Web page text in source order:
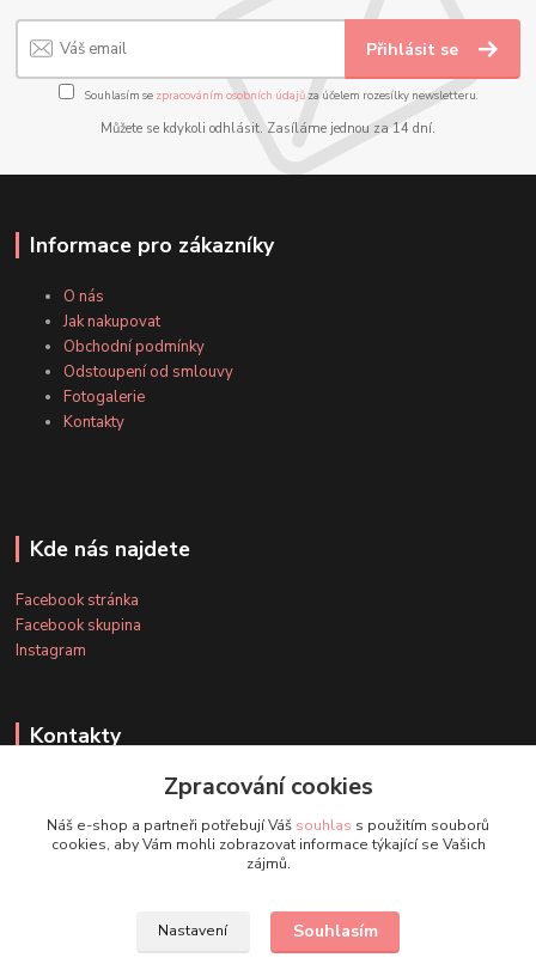
Přihlásit se
Souhlasím se zpracováním osobních údajůza účelem rozesílky newsletteru.
Můžete se kdykoli odhlásit. Zasíláme jednou za 14 dní.
Informace pro zákazníky
O nás
Jak nakupovat
Obchodní podmínky
Odstoupení od smlouvy
Fotogalerie
Kontakty
Kde nás najdete
Facebook stránka
Facebook skupina
Instagram
Kontakty
+420 607 163 127
(Po-Pá, 8-20 hod., So-Ne, 8-14 hod.)
Zpracování cookies
Náš e-shop a partneři potřebují Váš souhlas s použitím souborů
cookies, aby Vám mohli zobrazovat informace týkající se Vašich
zájmů.
Nastavení Souhlasím